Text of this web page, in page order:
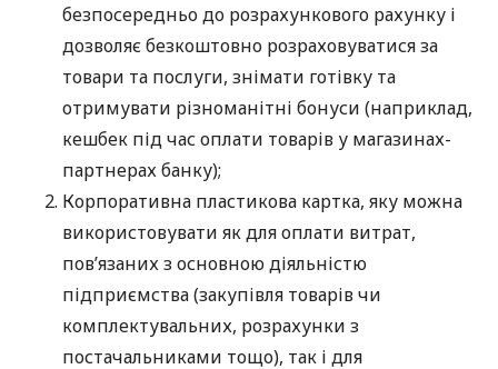
безпосередньо до розрахункового рахунку і
дозволяє безкоштовно розраховуватися за
товари та послуги, знімати готівку та
отримувати різноманітні бонуси (наприклад,
кешбек під час оплати товарів у магазинах-
партнерах банку);
Корпоративна пластикова картка, яку можна
використовувати як для оплати витрат,
пов’язаних з основною діяльністю
підприємства (закупівля товарів чи
комплектувальних, розрахунки з
постачальниками тощо), так і для